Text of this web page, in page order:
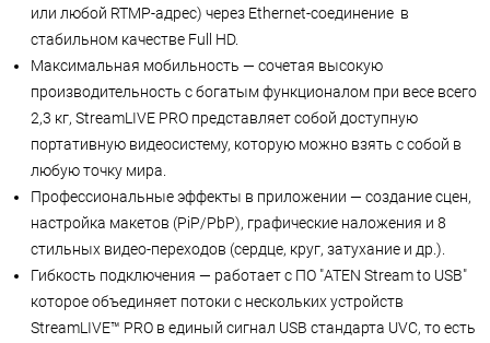
или любой RTMP-адрес) через Ethernet-соединение в
стабильном качестве Full HD.
Максимальная мобильность — сочетая высокую
производительность с богатым функционалом при весе всего
2,3 кг, StreamLIVE PRO представляет собой доступную
портативную видеосистему, которую можно взять с собой в
любую точку мира.
Профессиональные эффекты в приложении — создание сцен,
настройка макетов (PiP/PbP), графические наложения и 8
стильных видео-переходов (сердце, круг, затухание и др.).
Гибкость подключения — работает с ПО "ATEN Stream to USB"
которое объединяет потоки с нескольких устройств
StreamLIVE™ PRO в единый сигнал USB стандарта UVC, то есть